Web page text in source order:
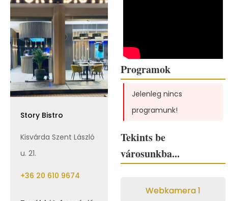
Story Bistro
Kisvárda Szent László
u. 21.
+36 20 610 9674
Programok
Jelenleg nincs
programunk!
Tekints be
városunkba...
Webkamera 1